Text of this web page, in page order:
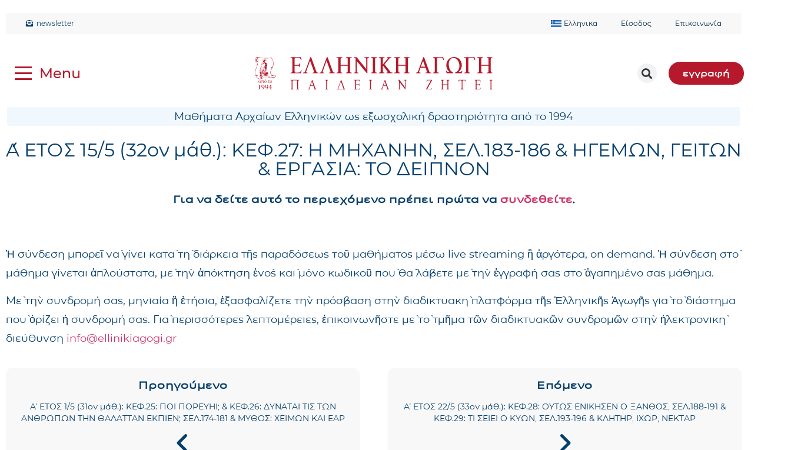
newsletter Ελληνικα Είσοδος Επικοινωνία
εγγραφή
Μαθήματα Αρχαίων Ελληνικών ως εξωσχολική δραστηριότητα από το 1994
Α΄ ΕΤΟΣ 15/5 (32ον μάθ.): ΚΕΦ.27: Η ΜΗΧΑΝΗΝ, ΣΕΛ.183-186 & ΗΓΕΜΩΝ, ΓΕΙΤΩΝ
& ΕΡΓΑΣΙΑ: ΤΟ ΔΕΙΠΝΟΝ
Για να δείτε αυτό το περιεχόμενο πρέπει πρώτα να συνδεθείτε.
Ἡ σύνδεση μπορεῖ νὰ γίνει κατὰ τὴ διάρκεια τῆς παραδόσεως τοῦ μαθήματος μέσω live streaming ἢ ἀργότερα, on demand. Ἡ σύνδεση στὸ
μάθημα γίνεται ἁπλούστατα, μὲ τὴν ἀπόκτηση ἑνὸς καὶ μόνο κωδικοῦ ποὺ θὰ λάβετε μὲ τὴν ἐγγραφή σας στὸ ἀγαπημένο σας μάθημα.
Μὲ τὴν συνδρομή σας, μηνιαία ἢ ἐτήσια, ἐξασφαλίζετε τὴν πρόσβαση στὴν διαδικτυακὴ πλατφόρμα τῆς Ἑλληνικῆς Ἀγωγῆς γιὰ τὸ διάστημα
ποὺ ὁρίζει ἡ συνδρομή σας. Γιὰ περισσότερες λεπτομέρειες, ἐπικοινωνῆστε μὲ τὸ τμῆμα τῶν διαδικτυακῶν συνδρομῶν στὴν ἠλεκτρονικὴ
διεύθυνση info@ellinikiagogi.gr
Προηγούμενο
Α΄ ΕΤΟΣ 1/5 (31ον μάθ.): ΚΕΦ.25: ΠΟΙ ΠΟΡΕΥΗΙ; & ΚΕΦ.26: ΔΥΝΑΤΑΙ ΤΙΣ ΤΩΝ
ΑΝΘΡΩΠΩΝ ΤΗΝ ΘΑΛΑΤΤΑΝ ΕΚΠΙΕΝ; ΣΕΛ.174-181 & ΜΥΘΟΣ: ΧΕΙΜΩΝ ΚΑΙ ΕΑΡ
Επόμενο
Α΄ ΕΤΟΣ 22/5 (33ον μάθ.): ΚΕΦ.28: ΟΥΤΩΣ ΕΝΙΚΗΣΕΝ Ο ΞΑΝΘΟΣ, ΣΕΛ.188-191 &
ΚΕΦ.29: ΤΙ ΣΕΙΕΙ Ο ΚΥΩΝ, ΣΕΛ.193-196 & ΚΛΗΤΗΡ, ΙΧΩΡ, ΝΕΚΤΑΡ